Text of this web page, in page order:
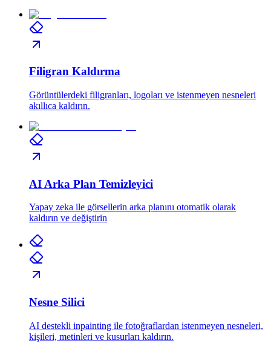
Filigran Kaldırma
Görüntülerdeki filigranları, logoları ve istenmeyen nesneleri
akıllıca kaldırın.
AI Arka Plan Temizleyici
Yapay zeka ile görsellerin arka planını otomatik olarak
kaldırın ve değiştirin
Nesne Silici
AI destekli inpainting ile fotoğraflardan istenmeyen nesneleri,
kişileri, metinleri ve kusurları kaldırın.